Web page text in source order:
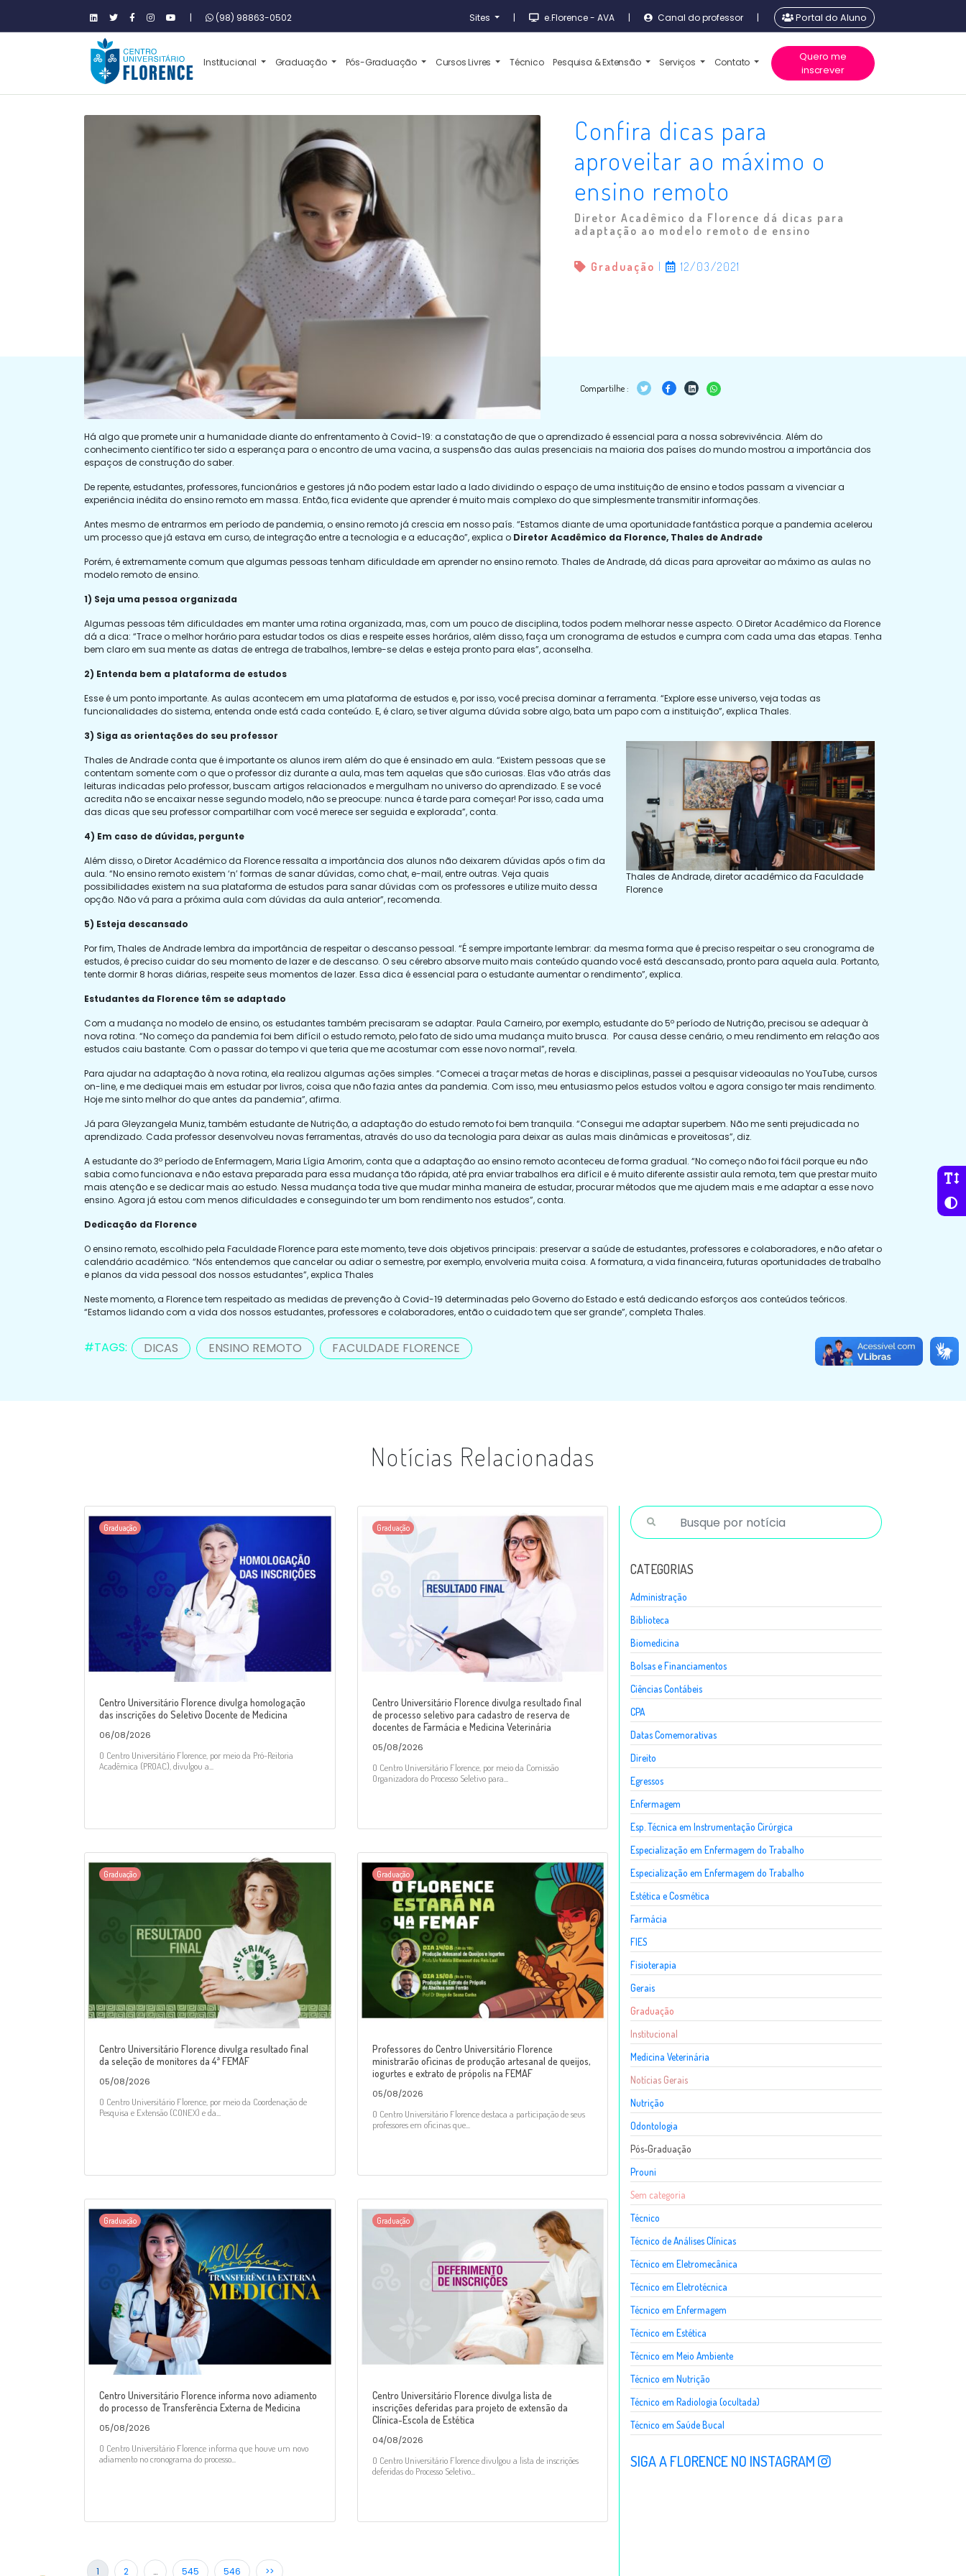
| (98) 98863-0502 Sites | e.Florence - AVA | Canal do professor | Portal do Aluno
Institucional Graduação Pós-Graduação Cursos Livres Técnico Pesquisa & Extensão Serviços Contato
Quero me
inscrever
Confira dicas para
aproveitar ao máximo o
ensino remoto
Diretor Acadêmico da Florence dá dicas para
adaptação ao modelo remoto de ensino
Graduação 12/03/2021
Compartilhe :
Há algo que promete unir a humanidade diante do enfrentamento à Covid-19: a constatação de que o aprendizado é essencial para a nossa sobrevivência. Além do
conhecimento científico ter sido a esperança para o encontro de uma vacina, a suspensão das aulas presenciais na maioria dos países do mundo mostrou a importância dos
espaços de construção do saber.
De repente, estudantes, professores, funcionários e gestores já não podem estar lado a lado dividindo o espaço de uma instituição de ensino e todos passam a vivenciar a
experiência inédita do ensino remoto em massa. Então, fica evidente que aprender é muito mais complexo do que simplesmente transmitir informações.
Antes mesmo de entrarmos em período de pandemia, o ensino remoto já crescia em nosso país. “Estamos diante de uma oportunidade fantástica porque a pandemia acelerou
um processo que já estava em curso, de integração entre a tecnologia e a educação”, explica o Diretor Acadêmico da Florence, Thales de Andrade
Porém, é extremamente comum que algumas pessoas tenham dificuldade em aprender no ensino remoto. Thales de Andrade, dá dicas para aproveitar ao máximo as aulas no
modelo remoto de ensino.
1) Seja uma pessoa organizada
Algumas pessoas têm dificuldades em manter uma rotina organizada, mas, com um pouco de disciplina, todos podem melhorar nesse aspecto. O Diretor Acadêmico da Florence
dá a dica: “Trace o melhor horário para estudar todos os dias e respeite esses horários, além disso, faça um cronograma de estudos e cumpra com cada uma das etapas. Tenha
bem claro em sua mente as datas de entrega de trabalhos, lembre-se delas e esteja pronto para elas”, aconselha.
2) Entenda bem a plataforma de estudos
Esse é um ponto importante. As aulas acontecem em uma plataforma de estudos e, por isso, você precisa dominar a ferramenta. “Explore esse universo, veja todas as
funcionalidades do sistema, entenda onde está cada conteúdo. E, é claro, se tiver alguma dúvida sobre algo, bata um papo com a instituição”, explica Thales.
Thales de Andrade, diretor acadêmico da Faculdade
Florence
3) Siga as orientações do seu professor
Thales de Andrade conta que é importante os alunos irem além do que é ensinado em aula. “Existem pessoas que se
contentam somente com o que o professor diz durante a aula, mas tem aquelas que são curiosas. Elas vão atrás das
leituras indicadas pelo professor, buscam artigos relacionados e mergulham no universo do aprendizado. E se você
acredita não se encaixar nesse segundo modelo, não se preocupe: nunca é tarde para começar! Por isso, cada uma
das dicas que seu professor compartilhar com você merece ser seguida e explorada”, conta.
4) Em caso de dúvidas, pergunte
Além disso, o Diretor Acadêmico da Florence ressalta a importância dos alunos não deixarem dúvidas após o fim da
aula. “No ensino remoto existem ‘n’ formas de sanar dúvidas, como chat, e-mail, entre outras. Veja quais
possibilidades existem na sua plataforma de estudos para sanar dúvidas com os professores e utilize muito dessa
opção. Não vá para a próxima aula com dúvidas da aula anterior”, recomenda.
5) Esteja descansado
Por fim, Thales de Andrade lembra da importância de respeitar o descanso pessoal. “É sempre importante lembrar: da mesma forma que é preciso respeitar o seu cronograma de
estudos, é preciso cuidar do seu momento de lazer e de descanso. O seu cérebro absorve muito mais conteúdo quando você está descansado, pronto para aquela aula. Portanto,
tente dormir 8 horas diárias, respeite seus momentos de lazer. Essa dica é essencial para o estudante aumentar o rendimento”, explica.
Estudantes da Florence têm se adaptado
Com a mudança no modelo de ensino, os estudantes também precisaram se adaptar. Paula Carneiro, por exemplo, estudante do 5º período de Nutrição, precisou se adequar à
nova rotina. “No começo da pandemia foi bem difícil o estudo remoto, pelo fato de sido uma mudança muito brusca. Por causa desse cenário, o meu rendimento em relação aos
estudos caiu bastante. Com o passar do tempo vi que teria que me acostumar com esse novo normal”, revela.
Para ajudar na adaptação à nova rotina, ela realizou algumas ações simples. “Comecei a traçar metas de horas e disciplinas, passei a pesquisar videoaulas no YouTube, cursos
on-line, e me dediquei mais em estudar por livros, coisa que não fazia antes da pandemia. Com isso, meu entusiasmo pelos estudos voltou e agora consigo ter mais rendimento.
Hoje me sinto melhor do que antes da pandemia”, afirma.
Já para Gleyzangela Muniz, também estudante de Nutrição, a adaptação do estudo remoto foi bem tranquila. “Consegui me adaptar superbem. Não me senti prejudicada no
aprendizado. Cada professor desenvolveu novas ferramentas, através do uso da tecnologia para deixar as aulas mais dinâmicas e proveitosas”, diz.
A estudante do 3º período de Enfermagem, Maria Lígia Amorim, conta que a adaptação ao ensino remoto aconteceu de forma gradual. “No começo não foi fácil porque eu não
sabia como funcionava e não estava preparada para essa mudança tão rápida, até pra enviar trabalhos era difícil e é muito diferente assistir aula remota, tem que prestar muito
mais atenção e se dedicar mais ao estudo. Nessa mudança toda tive que mudar minha maneira de estudar, procurar métodos que me ajudem mais e me adaptar a esse novo
ensino. Agora já estou com menos dificuldades e conseguindo ter um bom rendimento nos estudos”, conta.
Dedicação da Florence
O ensino remoto, escolhido pela Faculdade Florence para este momento, teve dois objetivos principais: preservar a saúde de estudantes, professores e colaboradores, e não afetar o
calendário acadêmico. “Nós entendemos que cancelar ou adiar o semestre, por exemplo, envolveria muita coisa. A formatura, a vida financeira, futuras oportunidades de trabalho
e planos da vida pessoal dos nossos estudantes”, explica Thales
Neste momento, a Florence tem respeitado as medidas de prevenção à Covid-19 determinadas pelo Governo do Estado e está dedicando esforços aos conteúdos teóricos.
“Estamos lidando com a vida dos nossos estudantes, professores e colaboradores, então o cuidado tem que ser grande”, completa Thales.
#TAGS: DICAS ENSINO REMOTO FACULDADE FLORENCE
Notícias Relacionadas
Graduação
Centro Universitário Florence divulga homologação
das inscrições do Seletivo Docente de Medicina
06/08/2026
O Centro Universitário Florence, por meio da Pró-Reitoria
Acadêmica (PROAC), divulgou a...
Graduação
Centro Universitário Florence divulga resultado final
de processo seletivo para cadastro de reserva de
docentes de Farmácia e Medicina Veterinária
05/08/2026
O Centro Universitário Florence, por meio da Comissão
Organizadora do Processo Seletivo para...
Graduação
Centro Universitário Florence divulga resultado final
da seleção de monitores da 4ª FEMAF
05/08/2026
O Centro Universitário Florence, por meio da Coordenação de
Pesquisa e Extensão (CONEX) e da...
Graduação
Professores do Centro Universitário Florence
ministrarão oficinas de produção artesanal de queijos,
iogurtes e extrato de própolis na FEMAF
05/08/2026
O Centro Universitário Florence destaca a participação de seus
professores em oficinas que...
Graduação
Centro Universitário Florence informa novo adiamento
do processo de Transferência Externa de Medicina
05/08/2026
O Centro Universitário Florence informa que houve um novo
adiamento no cronograma do processo...
Graduação
Centro Universitário Florence divulga lista de
inscrições deferidas para projeto de extensão da
Clínica-Escola de Estética
04/08/2026
O Centro Universitário Florence divulgou a lista de inscrições
deferidas do Processo Seletivo...
1 2 … 545 546 >>
CATEGORIAS
Administração
Biblioteca
Biomedicina
Bolsas e Financiamentos
Ciências Contábeis
CPA
Datas Comemorativas
Direito
Egressos
Enfermagem
Esp. Técnica em Instrumentação Cirúrgica
Especialização em Enfermagem do Trabalho
Especialização em Enfermagem do Trabalho
Estética e Cosmética
Farmácia
FIES
Fisioterapia
Gerais
Graduação
Institucional
Medicina Veterinária
Notícias Gerais
Nutrição
Odontologia
Pós-Graduação
Prouni
Sem categoria
Técnico
Técnico de Análises Clínicas
Técnico em Eletromecânica
Técnico em Eletrotécnica
Técnico em Enfermagem
Técnico em Estética
Técnico em Meio Ambiente
Técnico em Nutrição
Técnico em Radiologia (ocultada)
Técnico em Saúde Bucal
SIGA A FLORENCE NO INSTAGRAM